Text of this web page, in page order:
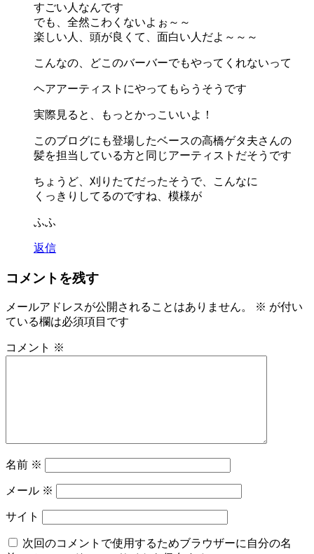
すごい人なんです
でも、全然こわくないよぉ～～
楽しい人、頭が良くて、面白い人だよ～～～
こんなの、どこのバーバーでもやってくれないって
ヘアアーティストにやってもらうそうです
実際見ると、もっとかっこいいよ！
このブログにも登場したベースの高橋ゲタ夫さんの
髪を担当している方と同じアーティストだそうです
ちょうど、刈りたてだったそうで、こんなに
くっきりしてるのですね、模様が
ふふ
返信
コメントを残す
メールアドレスが公開されることはありません。 ※ が付い
ている欄は必須項目です
コメント ※
名前 ※
メール ※
サイト
次回のコメントで使用するためブラウザーに自分の名